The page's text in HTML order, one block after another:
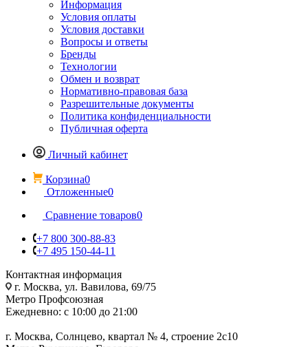
Информация
Условия оплаты
Условия доставки
Вопросы и ответы
Бренды
Технологии
Обмен и возврат
Нормативно-правовая база
Разрешительные документы
Политика конфиденциальности
Публичная оферта
Личный кабинет
Корзина0
Отложенные0
Сравнение товаров0
+7 800 300-88-83
+7 495 150-44-11
Контактная информация
г. Москва, ул. Вавилова, 69/75
Метро Профсоюзная
Ежедневно: с 10:00 до 21:00
г. Москва, Солнцево, квартал № 4, строение 2с10